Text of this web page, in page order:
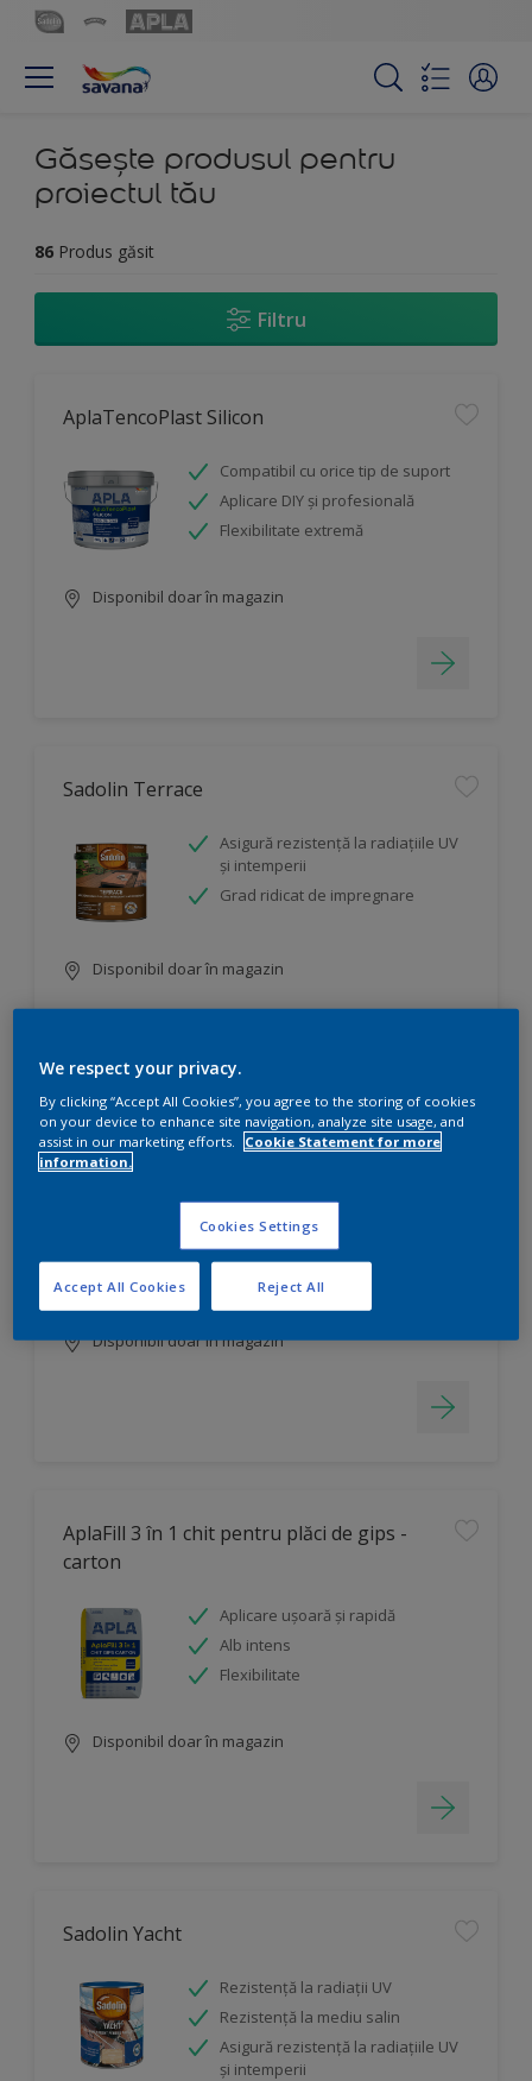
Găsește produsul pentru
proiectul tău
86 Produs găsit
Filtru
AplaTencoPlast Silicon
Compatibil cu orice tip de suport
Aplicare DIY și profesională
Flexibilitate extremă
Disponibil doar în magazin
Sadolin Terrace
Asigură rezistenţă la radiaţiile UV
şi intemperii
Grad ridicat de impregnare
Disponibil doar în magazin
AplaTencoPlast VDS
Finisare decorativă
Disponibil doar în magazin
AplaFill 3 în 1 chit pentru plăci de gips -
carton
Aplicare ușoară și rapidă
Alb intens
Flexibilitate
Disponibil doar în magazin
Sadolin Yacht
Rezistenţă la radiaţii UV
Rezistență la mediu salin
Asigură rezistenţă la radiaţiile UV
şi intemperii
We respect your privacy.
By clicking “Accept All Cookies”, you agree to the storing of cookies
on your device to enhance site navigation, analyze site usage, and
assist in our marketing efforts.
Cookie Statement for more
information.
Cookies Settings
Reject All
Accept All Cookies